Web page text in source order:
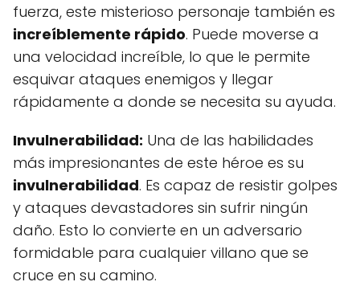
fuerza, este misterioso personaje también es
increíblemente rápido. Puede moverse a
una velocidad increíble, lo que le permite
esquivar ataques enemigos y llegar
rápidamente a donde se necesita su ayuda.
Invulnerabilidad: Una de las habilidades
más impresionantes de este héroe es su
invulnerabilidad. Es capaz de resistir golpes
y ataques devastadores sin sufrir ningún
daño. Esto lo convierte en un adversario
formidable para cualquier villano que se
cruce en su camino.